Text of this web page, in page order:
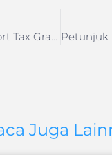
Stimulus Airport Tax Gratis Tiket Pesawat lebih Murah
Juga